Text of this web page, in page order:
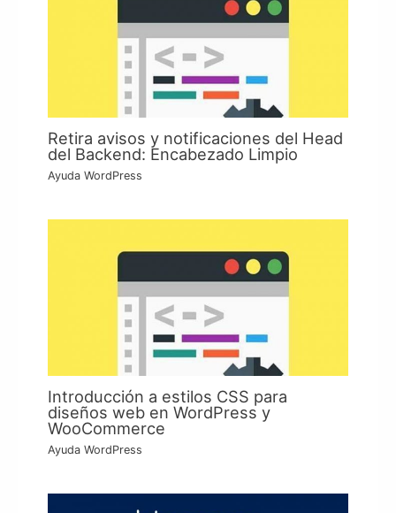
Retira avisos y notificaciones del Head
del Backend: Encabezado Limpio
Ayuda WordPress
Introducción a estilos CSS para
diseños web en WordPress y
WooCommerce
Ayuda WordPress